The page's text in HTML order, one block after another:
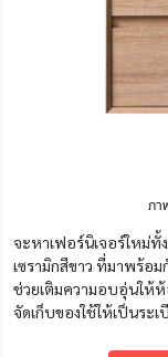
ภา
จะหาเฟอร์นิเจอร์ใหม่ทั้
เซรามิกสีขาว ที่มาพร้อ
ช่วยเติมความอบอุ่นให้ห้
จัดเก็บของใช้ให้เป็นระ